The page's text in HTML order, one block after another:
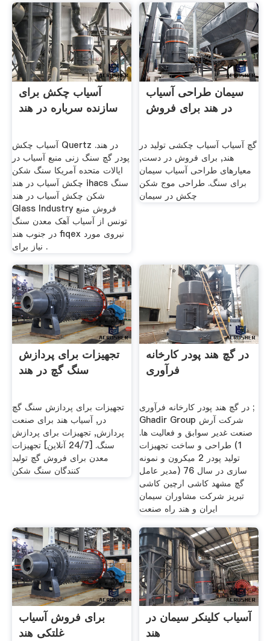
آسیاب چکش برای
سازنده سرباره در هند
آسیاب چکش Quertz در هند.
پودر گچ سنگ زنی منبع آسیاب در
ایالات متحده آمریکا سنگ شکن
چکش آسیاب در هند ihacs سنگ
شکن چکش آسیاب در هند
Glass Industry فروش منبع
تونس از آسیاب آهک معدن سنگ
در جنوب هند fiqex نیروی مورد
نیاز برای .
سیمان طراحی آسیاب
در هند برای فروش
گچ آسیاب آسیاب چکشی تولید در
هند, برای فروش در دست,
معیارهای طراحی آسیاب سیمان
برای سنگ. طراحی موج شکن
چکش در سیمان
تجهیزات برای پردازش
سنگ گچ در هند
تجهیزات برای پردازش سنگ گچ
در, آسیاب هند برای صنعت
پردازش, تجهیزات برای پردازش
سنگ. [24/7 آنلاین] تجهیزات
معدن برای فروش گچ تولید
کنندگان سنگ شکن
در گچ هند پودر کارخانه
فرآوری
در گچ هند پودر کارخانه فرآوری ;
Ghadir Group شرکت آرش
صنعت غدیر سوابق و فعالیت ها.
1) طراحی و ساخت تجهیزات
تولید پودر 2 میکرون و نمونه
سازی در سال 76 (مدیر عامل
گچ مشهد کاشی ارچین کاشی
تبریز شرکت مشاوران سیمان
ایران و هند راه صنعت
برای فروش آسیاب
غلتکی هند
آسیاب کلینکر سیمان در
هند